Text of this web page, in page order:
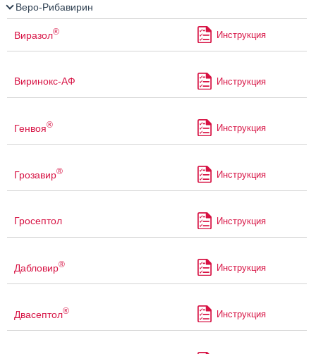
Веро-Рибавирин
Виразол® Инструкция
Виринокс-АФ Инструкция
Генвоя® Инструкция
Грозавир® Инструкция
Гросептол Инструкция
Дабловир® Инструкция
Двасептол® Инструкция